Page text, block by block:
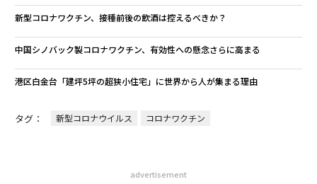
新型コロナワクチン、接種前後の飲酒は控えるべきか？
中国シノバック製コロナワクチン、有効性への懸念さらに高まる
港区白金台「建坪5坪の超狭小住宅」に世界から人が集まる理由
タグ： 新型コロナウイルス コロナワクチン
advertisement